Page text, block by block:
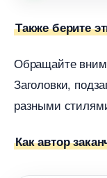
Также берите
Обращайте
Заголовки,
разными
Как автор